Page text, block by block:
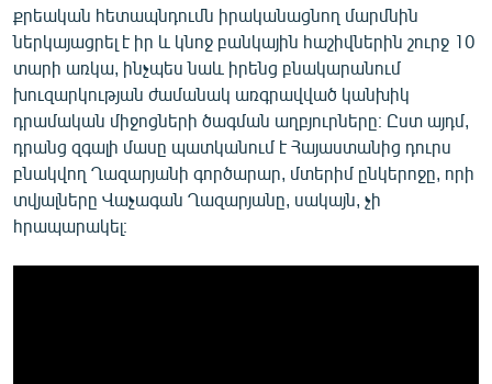
քրեական հետապնդումն իրականացնող մարմնին
ներկայացրել է իր և կնոջ բանկային հաշիվներին շուրջ 10
տարի առկա, ինչպես նաև իրենց բնակարանում
խուզարկության ժամանակ առգրավված կանխիկ
դրամական միջոցների ծագման աղբյուրները։ Ըստ այդմ,
դրանց զգալի մասը պատկանում է Հայաստանից դուրս
բնակվող Ղազարյանի գործարար, մտերիմ ընկերոջը, որի
տվյալները Վաչագան Ղազարյանը, սակայն, չի
հրապարակել։